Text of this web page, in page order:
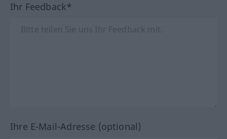
Ihr Feedback*
Ihre E-Mail-Adresse (optional)